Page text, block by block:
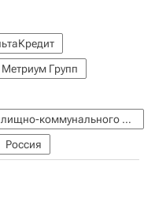
Метриум Групп
Министерство строительства и жилищно-коммунального хозяйства РФ (Минстрой России)
Россия